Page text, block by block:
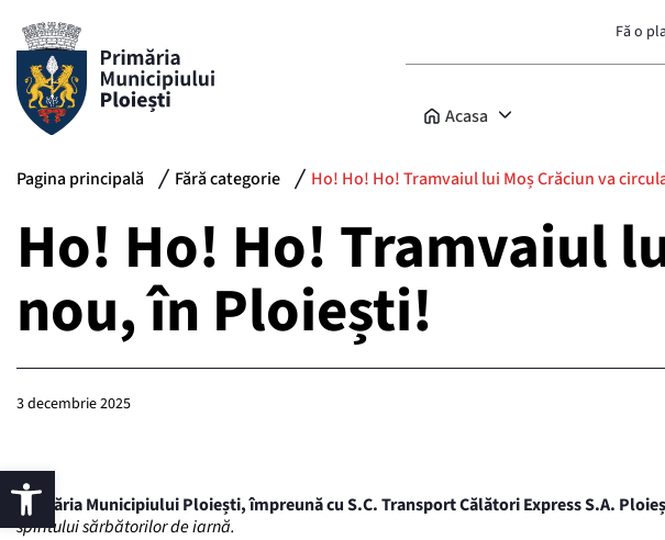
Fă o
Acasa
Pagina principală Fără categorie Ho! Ho! Ho! Tramvaiul lui Moș Crăciun va
Ho! Ho! Ho! Tramvaiul
nou, în Ploiești!
3 decembrie 2025
Primăria Municipiului Ploiești, împreună cu S.C. Transport Călători Express S.A.
spiritului sărbătorilor de iarnă.